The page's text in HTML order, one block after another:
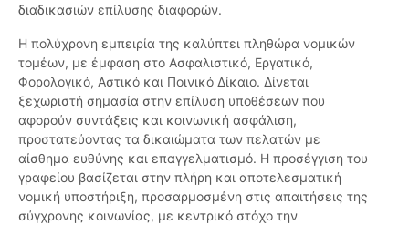
διαδικασιών επίλυσης διαφορών.
Η πολύχρονη εμπειρία της καλύπτει πληθώρα νομικών
τομέων, με έμφαση στο Ασφαλιστικό, Εργατικό,
Φορολογικό, Αστικό και Ποινικό Δίκαιο. Δίνεται
ξεχωριστή σημασία στην επίλυση υποθέσεων που
αφορούν συντάξεις και κοινωνική ασφάλιση,
προστατεύοντας τα δικαιώματα των πελατών με
αίσθημα ευθύνης και επαγγελματισμό. Η προσέγγιση του
γραφείου βασίζεται στην πλήρη και αποτελεσματική
νομική υποστήριξη, προσαρμοσμένη στις απαιτήσεις της
σύγχρονης κοινωνίας, με κεντρικό στόχο την